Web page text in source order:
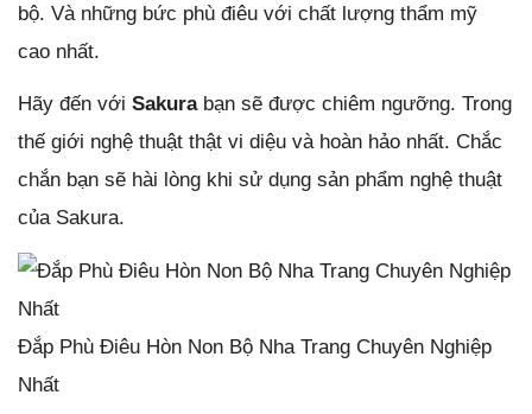
bộ. Và những bức phù điêu với chất lượng thẩm mỹ
cao nhất.
Hãy đến với Sakurabạn sẽ được chiêm ngưỡng. Trong
thế giới nghệ thuật thật vi diệu và hoàn hảo nhất. Chắc
chắn bạn sẽ hài lòng khi sử dụng sản phẩm nghệ thuật
của Sakura.
Đắp Phù Điêu Hòn Non Bộ Nha Trang Chuyên Nghiệp
Nhất